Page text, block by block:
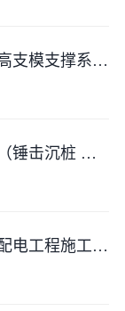
江西省水上搜救中心工程大堂高支模支撑系统专项安全施工方案.doc
安徽光伏阵列桩基础施工方案（锤击沉桩 水上作业）
中山市某高档水上乐园高压变配电工程施工组织设计方案